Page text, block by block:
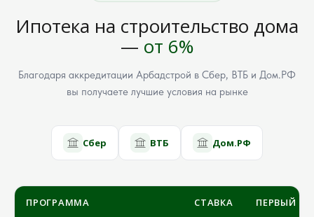
Ипотека на строительство дома
— от 6%
Благодаря аккредитации Арбадстрой в Сбер, ВТБ и Дом.РФ
вы получаете лучшие условия на рынке
Сбер ВТБ Дом.РФ
ПРОГРАММА СТАВКА ПЕРВЫЙ